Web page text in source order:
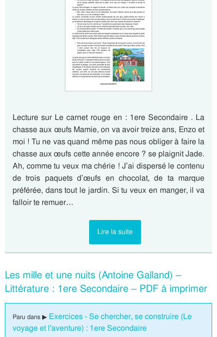
Lecture sur Le carnet rouge en : 1ere Secondaire . La
chasse aux œufs Mamie, on va avoir treize ans, Enzo et
moi ! Tu ne vas quand même pas nous obliger à faire la
chasse aux œufs cette année encore ? se plaignit Jade.
Ah, comme tu veux ma chérie ! J’ai dispersé le contenu
de trois paquets d’œufs en chocolat, de ta marque
préférée, dans tout le jardin. Si tu veux en manger, il va
falloir te remuer…
Lire la suite
Les mille et une nuits (Antoine Galland) –
Littérature : 1ere Secondaire – PDF à imprimer
Paru dans ▶ Exercices - Se chercher, se construire (Le
voyage et l'aventure) : 1ere Secondaire